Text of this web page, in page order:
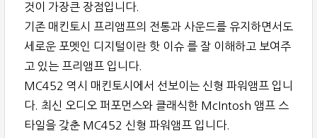
것이 가장큰 장점입니다.
기존 매킨토시 프리앰프의 전통과 사운드를 유지하면서도
세로운 포멧인 디지털이란 핫 이슈 를 잘 이해하고 보여주
고 있는 프리앰프 입니다.
MC452 역시 매킨토시에서 선보이는 신형 파워앰프 입니
다. 최신 오디오 퍼포먼스와 클래식한 McIntosh 앰프 스
타일을 갖춘 MC452 신형 파워앰프 입니다.